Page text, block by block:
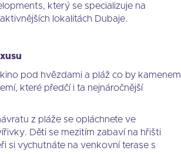
který se specializuje na
lokalitách Dubaje.
pod hvězdami a pláž co by kamenem
které předčí i ta nejnáročnější
z pláže se opláchnete ve
Děti se mezitím zabaví na hřišti
si vychutnáte na venkovní terase s